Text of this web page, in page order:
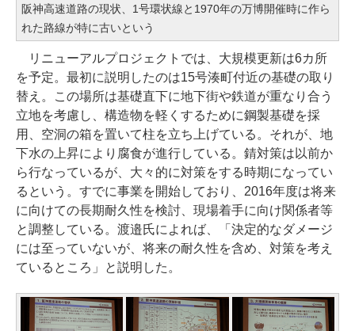
阪神高速道路の現状、1号環状線と1970年の万博開催時に作ら
れた路線が特に古いという
リニューアルプロジェクトでは、大規模更新は6カ所
を予定。最初に説明したのは15号湊町付近の基礎の取り
替え。この場所は基礎直下に地下街や鉄道が重なり合う
立地を考慮し、構造物を軽くするために鋼製基礎を採
用、空洞の箱を置いて柱を立ち上げている。それが、地
下水の上昇により腐食が進行している。錆対策は以前か
ら行なっているが、大々的に対策をする時期になってい
るという。すでに事業を開始しており、2016年度は将来
に向けての長期耐久性を検討、現場着手に向け関係者等
と調整している。渡邉氏によれば、「決定的なダメージ
には至っていないが、将来の耐久性を含め、対策を考え
ているところ」と説明した。